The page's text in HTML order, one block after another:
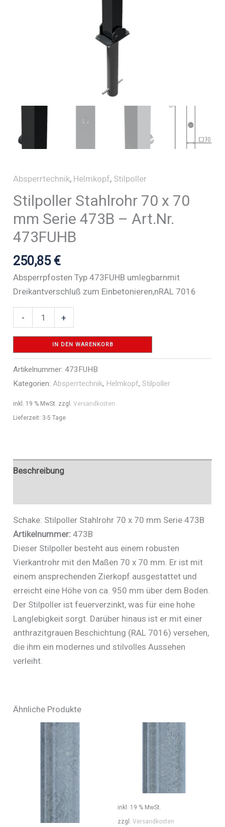
Absperrtechnik, Helmkopf, Stilpoller
Stilpoller Stahlrohr 70 x 70
mm Serie 473B – Art.Nr.
473FUHB
250,85 €
Absperrpfosten Typ 473FUHB umlegbarnmit
Dreikantverschluß zum Einbetonieren,nRAL 7016
-
Stilpoller
Stahlrohr
x
70
mm
Serie
473B
Menge
+
IN DEN WARENKORB
Artikelnummer:473FUHB
Kategorien:Absperrtechnik, Helmkopf,Stilpoller
inkl. 19 % MwSt. zzgl.Versandkosten
Lieferzeit: 3-5 Tage
Beschreibung
Schake: Stilpoller Stahlrohr 70 x 70 mm Serie 473B
Artikelnummer: 473B
Dieser Stilpoller besteht aus einem robusten
Vierkantrohr mit den Maßen 70 x 70 mm. Er ist mit
einem ansprechenden Zierkopf ausgestattet und
erreicht eine Höhe von ca. 950 mm über dem Boden.
Der Stilpoller ist feuerverzinkt, was für eine hohe
Langlebigkeit sorgt. Darüber hinaus ist er mit einer
anthrazitgrauen Beschichtung (RAL 7016) versehen,
die ihm ein modernes und stilvolles Aussehen
verleiht.
Ähnliche Produkte
inkl. 19 % MwSt.
zzgl. Versandkosten